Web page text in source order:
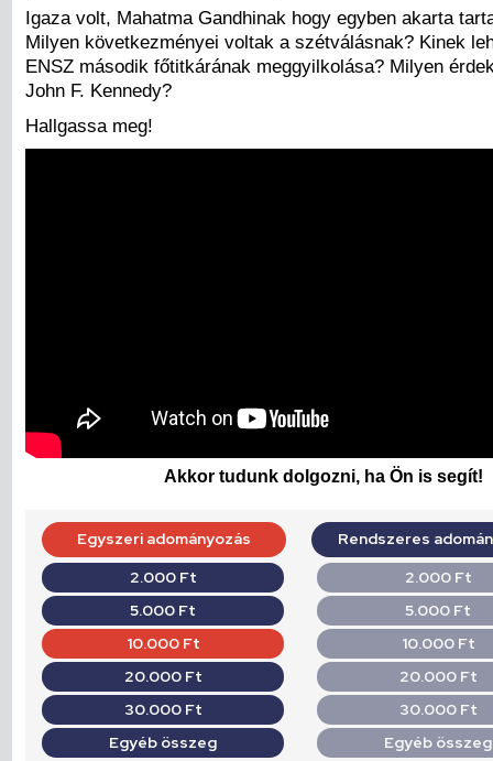
Igaza volt, Mahatma Gandhinak hogy egyben akarta
Milyen következményei voltak a szétválásnak? Kinek
ENSZ második főtitkárának meggyilkolása? Milyen
John F. Kennedy?
Hallgassa meg!
Akkor tudunk dolgozni, ha Ön is segít!